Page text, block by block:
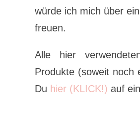
würde ich mich über
freuen.
Alle hier
Produkte (soweit noch
Du hier (KLICK!) auf